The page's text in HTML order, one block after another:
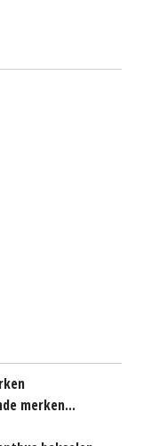
merken...